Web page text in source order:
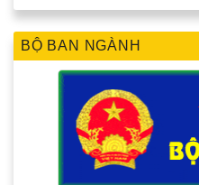
BỘ BAN NGÀNH